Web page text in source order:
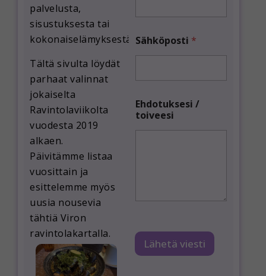
palvelusta,
sisustuksesta tai
kokonaiselämyksestä.
Tältä sivulta löydät
parhaat valinnat
jokaiselta
Ravintolaviikolta
vuodesta 2019
alkaen.
Päivitämme listaa
vuosittain ja
esittelemme myös
uusia nousevia
tähtiä Viron
ravintolakartalla.
Sähköposti *
t
o
i
o
u
Ehdotuksesi /
toiveesi
Lähetä viesti